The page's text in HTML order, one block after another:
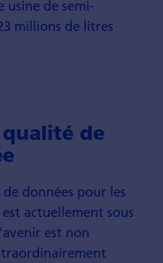
usine de semi-
millions de litres
de
données pour les
actuellement sous
est non